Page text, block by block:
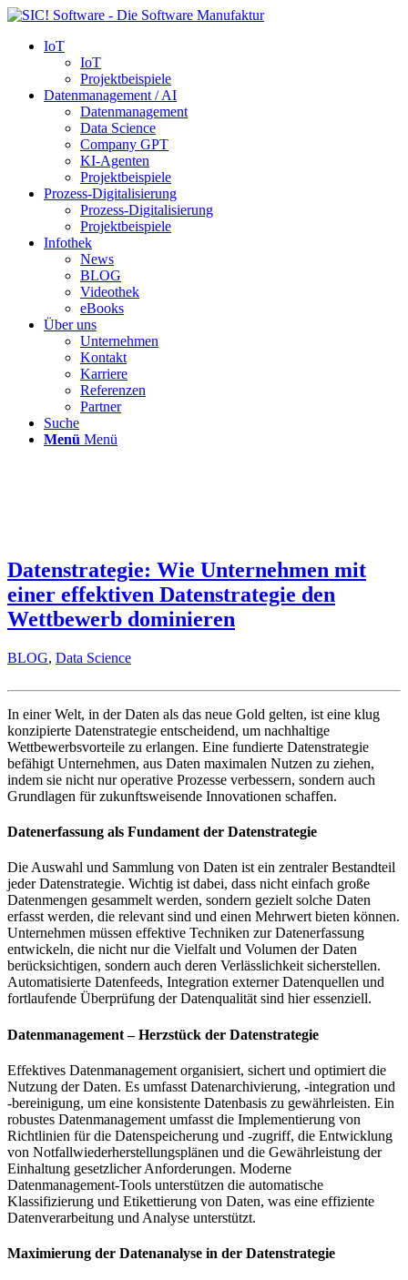
IoT
IoT
Projektbeispiele
Datenmanagement / AI
Datenmanagement
Data Science
Company GPT
KI-Agenten
Projektbeispiele
Prozess-Digitalisierung
Prozess-Digitalisierung
Projektbeispiele
Infothek
News
BLOG
Videothek
eBooks
Über uns
Unternehmen
Kontakt
Karriere
Referenzen
Partner
Suche
Menü Menü
Datenstrategie: Wie Unternehmen mit
einer effektiven Datenstrategie den
Wettbewerb dominieren
BLOG, Data Science
In einer Welt, in der Daten als das neue Gold gelten, ist eine klug
konzipierte Datenstrategie entscheidend, um nachhaltige
Wettbewerbsvorteile zu erlangen. Eine fundierte Datenstrategie
befähigt Unternehmen, aus Daten maximalen Nutzen zu ziehen,
indem sie nicht nur operative Prozesse verbessern, sondern auch
Grundlagen für zukunftsweisende Innovationen schaffen.
Datenerfassung als Fundament der Datenstrategie
Die Auswahl und Sammlung von Daten ist ein zentraler Bestandteil
jeder Datenstrategie. Wichtig ist dabei, dass nicht einfach große
Datenmengen gesammelt werden, sondern gezielt solche Daten
erfasst werden, die relevant sind und einen Mehrwert bieten können.
Unternehmen müssen effektive Techniken zur Datenerfassung
entwickeln, die nicht nur die Vielfalt und Volumen der Daten
berücksichtigen, sondern auch deren Verlässlichkeit sicherstellen.
Automatisierte Datenfeeds, Integration externer Datenquellen und
fortlaufende Überprüfung der Datenqualität sind hier essenziell.
Datenmanagement – Herzstück der Datenstrategie
Effektives Datenmanagement organisiert, sichert und optimiert die
Nutzung der Daten. Es umfasst Datenarchivierung, -integration und
-bereinigung, um eine konsistente Datenbasis zu gewährleisten. Ein
robustes Datenmanagement umfasst die Implementierung von
Richtlinien für die Datenspeicherung und -zugriff, die Entwicklung
von Notfallwiederherstellungsplänen und die Gewährleistung der
Einhaltung gesetzlicher Anforderungen. Moderne
Datenmanagement-Tools unterstützen die automatische
Klassifizierung und Etikettierung von Daten, was eine effiziente
Datenverarbeitung und Analyse unterstützt.
Maximierung der Datenanalyse in der Datenstrategie